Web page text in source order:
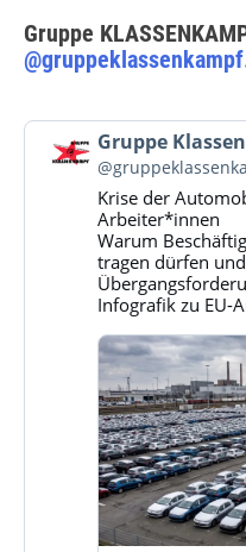
Gruppe
Beitrag
von
Gruppe
Klassenkampf
Bluesky
ansehen
Gruppe
Krise der
Arbeiter*innen
Warum
tragen dürfen
Infografik zu EU-